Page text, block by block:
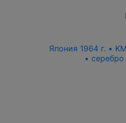
Япония 1964 г. •
•